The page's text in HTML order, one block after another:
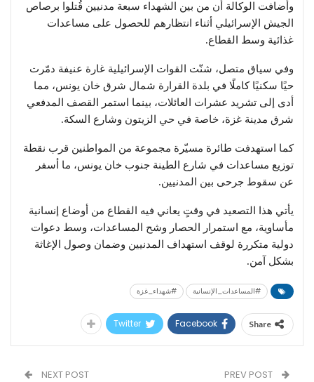
وأضافت الوكالة أن من بين الشهداء سبعة مدنيين قُتلوا برصاص
الجيش الإسرائيلي أثناء انتظارهم للحصول على مساعدات
غذائية وسط القطاع.
وفي سياق متصل، شنّت القوات الإسرائيلية غارة عنيفة دمّرت
حيًا سكنيًا كاملًا في بلدة القرارة شمال شرق خان يونس، مما
أدى إلى تشريد عشرات العائلات، بينما استمر القصف المدفعي
شرق مدينة غزة، خاصة في حي الزيتون وشارع السكة.
كما استهدفت طائرة مسيّرة مجموعة من المواطنين قرب نقطة
توزيع مساعدات في شارع الطينة جنوب خان يونس، ما أسفر
عن سقوط جرحى بين المدنيين.
يأتي هذا التصعيد في وقتٍ يعاني فيه القطاع من أوضاع إنسانية
مأساوية، مع استمرار الحصار وشح المساعدات، وسط دعوات
دولية متكررة لوقف استهداف المدنيين وضمان وصول الإغاثة
بشكل آمن.
#المساعدات_الإنسانية #شهداء_غزة
Share
Facebook
Twitter
NEXT POST